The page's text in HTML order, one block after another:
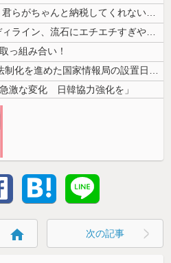
【怒報】 国税庁「あのさぁ！君らがちゃんと納税してくれないとこうなっち...
【画像】 この佳子さまのボディライン、流石にエチエチすぎやろ！
っ組み合い！
（ ´_ゝ`）中国「高市政権が法制化を進めた国家情報局の設置日が7月3...
激な変化 日韓協力強化を」
home 次の記事